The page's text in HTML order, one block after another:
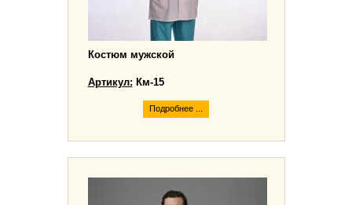
Костюм мужской
Артикул: Км-15
Подробнее ...